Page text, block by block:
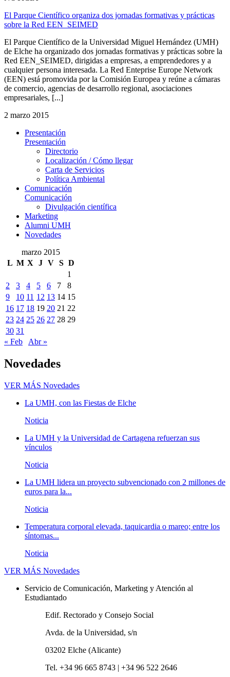
El Parque Científico organiza dos jornadas formativas y prácticas
sobre la Red EEN_SEIMED
El Parque Científico de la Universidad Miguel Hernández (UMH)
de Elche ha organizado dos jornadas formativas y prácticas sobre la
Red EEN_SEIMED, dirigidas a empresas, a emprendedores y a
cualquier persona interesada. La Red Enteprise Europe Network
(EEN) está promovida por la Comisión Europea y reúne a cámaras
de comercio, agencias de desarrollo regional, asociaciones
empresariales, [...]
2 marzo 2015
Presentación
Presentación
Directorio
Localización / Cómo llegar
Carta de Servicios
Política Ambiental
Comunicación
Comunicación
Divulgación científica
Marketing
Alumni UMH
Novedades
marzo 2015
L M X J V S D
1
2
3 4 5 6 7
8
9
10 11 12 13 14 15
16 17 18 19 20 21 22
23 24 25 26 27 28 29
30 31
« Feb
Abr »
Novedades
VER MÁS Novedades
La UMH, con las Fiestas de Elche
Noticia
La UMH y la Universidad de Cartagena refuerzan sus
vínculos
Noticia
La UMH lidera un proyecto subvencionado con 2 millones de
euros para la...
Noticia
Temperatura corporal elevada, taquicardia o mareo; entre los
síntomas...
Noticia
VER MÁS Novedades
Servicio de Comunicación, Marketing y Atención al
Estudiantado
Edif. Rectorado y Consejo Social
Avda. de la Universidad, s/n
03202 Elche (Alicante)
Tel. +34 96 665 8743 | +34 96 522 2646